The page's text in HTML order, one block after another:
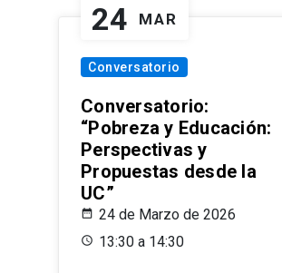
24 MAR
Conversatorio
Conversatorio:
“Pobreza y Educación:
Perspectivas y
Propuestas desde la
UC”
24 de Marzo de 2026
13:30 a 14:30